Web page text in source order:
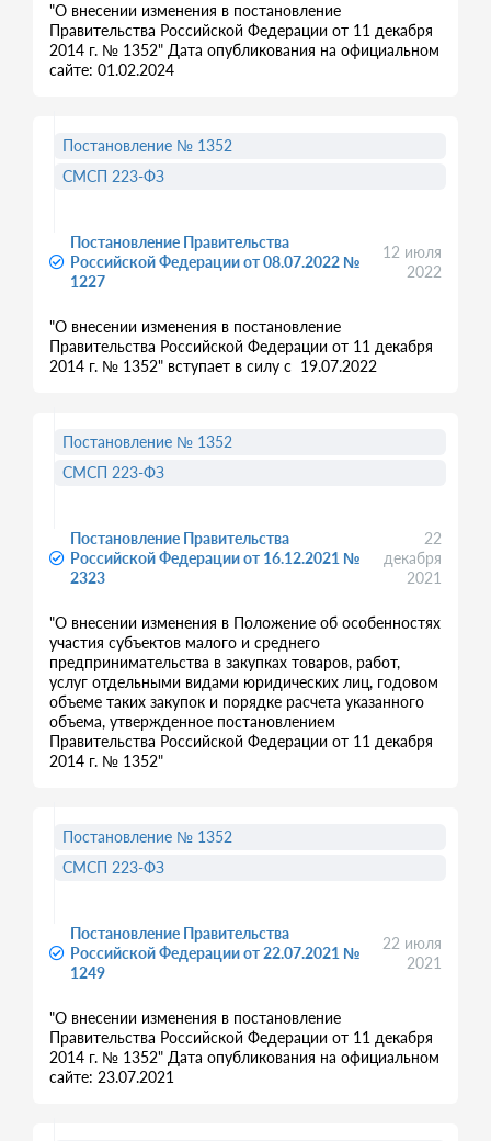
"О внесении изменения в постановление
Правительства Российской Федерации от 11 декабря
2014 г. № 1352" Дата опубликования на официальном
сайте: 01.02.2024
Постановление Правительства
Российской Федерации от 08.07.2022 №
1227
12 июля
2022
"О внесении изменения в постановление
Правительства Российской Федерации от 11 декабря
2014 г. № 1352" вступает в силу с 19.07.2022
Постановление № 1352
СМСП 223-ФЗ
Постановление Правительства
Российской Федерации от 16.12.2021 №
2323
22
декабря
2021
"О внесении изменения в Положение об особенностях
участия субъектов малого и среднего
предпринимательства в закупках товаров, работ,
услуг отдельными видами юридических лиц, годовом
объеме таких закупок и порядке расчета указанного
объема, утвержденное постановлением
Правительства Российской Федерации от 11 декабря
2014 г. № 1352"
Постановление № 1352
СМСП 223-ФЗ
Постановление Правительства
Российской Федерации от 22.07.2021 №
1249
22 июля
2021
"О внесении изменения в постановление
Правительства Российской Федерации от 11 декабря
2014 г. № 1352" Дата опубликования на официальном
сайте: 23.07.2021
Постановление № 1352
СМСП 223-ФЗ